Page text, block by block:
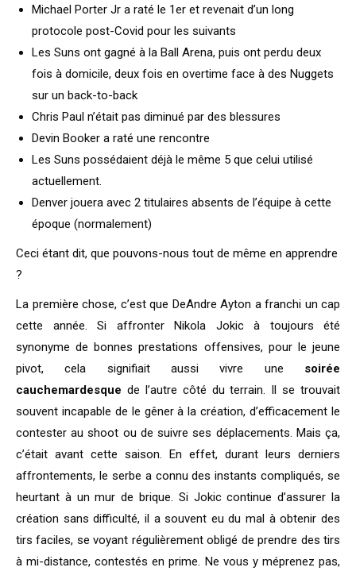
Michael Porter Jr a raté le 1er et revenait d’un long
protocole post-Covid pour les suivants
Les Suns ont gagné à la Ball Arena, puis ont perdu deux
fois à domicile, deux fois en overtime face à des Nuggets
sur un back-to-back
Chris Paul n’était pas diminué par des blessures
Devin Booker a raté une rencontre
Les Suns possédaient déjà le même 5 que celui utilisé
actuellement.
Denver jouera avec 2 titulaires absents de l’équipe à cette
époque (normalement)
Ceci étant dit, que pouvons-nous tout de même en apprendre
?
La première chose, c’est que DeAndre Ayton a franchi un cap
cette année. Si affronter Nikola Jokic à toujours été
synonyme de bonnes prestations offensives, pour le jeune
pivot, cela signifiait aussi vivre une soirée
cauchemardesque de l’autre côté du terrain. Il se trouvait
souvent incapable de le gêner à la création, d’efficacement le
contester au shoot ou de suivre ses déplacements. Mais ça,
c’était avant cette saison. En effet, durant leurs derniers
affrontements, le serbe a connu des instants compliqués, se
heurtant à un mur de brique. Si Jokic continue d’assurer la
création sans difficulté, il a souvent eu du mal à obtenir des
tirs faciles, se voyant régulièrement obligé de prendre des tirs
à mi-distance, contestés en prime. Ne vous y méprenez pas,